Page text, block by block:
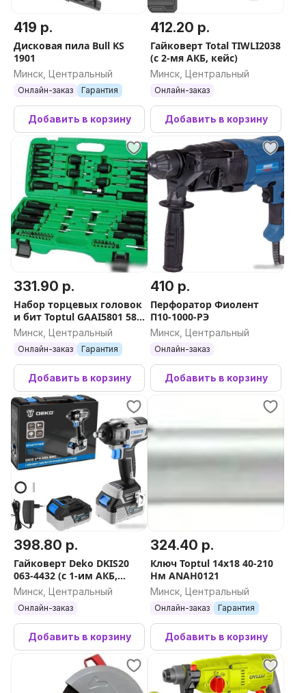
419 р.
Дисковая пила Bull KS
1901
Минск, Центральный
Онлайн-заказ Гарантия
Добавить в корзину
412.20 р.
Гайковерт Total TIWLI2038
(с 2-мя АКБ, кейс)
Минск, Центральный
Онлайн-заказ
Добавить в корзину
331.90 р.
Набор торцевых головок
и бит Toptul GAAI5801 58
предметов
Минск, Центральный
Онлайн-заказ Гарантия
Добавить в корзину
410 р.
Перфоратор Фиолент
П10-1000-РЭ
Минск, Центральный
Онлайн-заказ
Добавить в корзину
398.80 р.
Гайковерт Deko DKIS20
063-4432 (с 1-им АКБ,
кейс)
Минск, Центральный
Онлайн-заказ
Добавить в корзину
324.40 р.
Ключ Toptul 14x18 40-210
Нм ANAH0121
Минск, Центральный
Онлайн-заказ Гарантия
Добавить в корзину